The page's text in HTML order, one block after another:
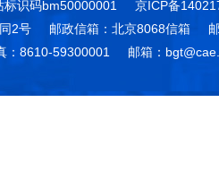
标识码bm50000001
京ICP备
2号
邮政信箱：北京8068信箱
：8610-59300001 邮箱：